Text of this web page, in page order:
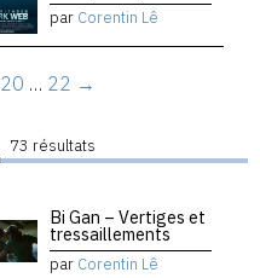
par Corentin Lê
20 … 22 →
73 résultats
Bi Gan – Vertiges et
tressaillements
par Corentin Lê